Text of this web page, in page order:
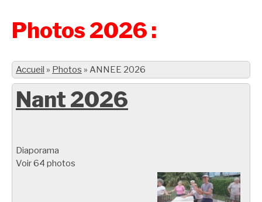
Photos 2026 :
Accueil » Photos » ANNEE 2026
Nant 2026
Diaporama
Voir 64 photos